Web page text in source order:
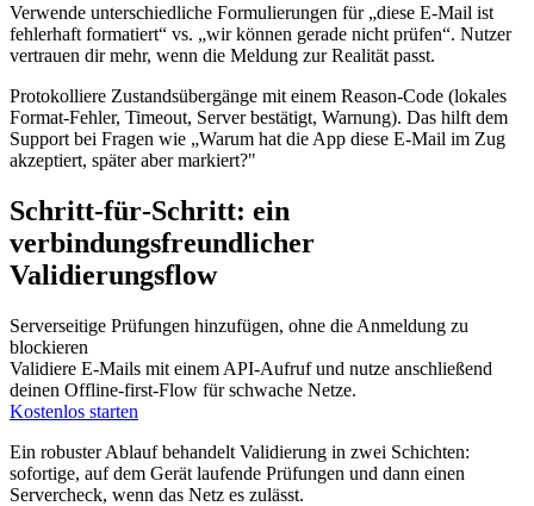
Verwende unterschiedliche Formulierungen für „diese E‑Mail ist
fehlerhaft formatiert“ vs. „wir können gerade nicht prüfen“. Nutzer
vertrauen dir mehr, wenn die Meldung zur Realität passt.
Protokolliere Zustandsübergänge mit einem Reason‑Code (lokales
Format‑Fehler, Timeout, Server bestätigt, Warnung). Das hilft dem
Support bei Fragen wie „Warum hat die App diese E‑Mail im Zug
akzeptiert, später aber markiert?"
Schritt‑für‑Schritt: ein
verbindungsfreundlicher
Validierungsflow
Serverseitige Prüfungen hinzufügen, ohne die Anmeldung zu
blockieren
Validiere E-Mails mit einem API‑Aufruf und nutze anschließend
deinen Offline‑first‑Flow für schwache Netze.
Kostenlos starten
Ein robuster Ablauf behandelt Validierung in zwei Schichten:
sofortige, auf dem Gerät laufende Prüfungen und dann einen
Servercheck, wenn das Netz es zulässt.